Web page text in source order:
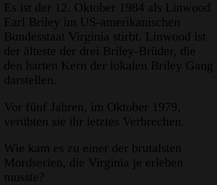
Es ist der 12. Oktober 1984 als Linwood
Earl Briley im US-amerikanischen
Bundesstaat Virginia stirbt. Linwood ist
der älteste der drei Briley-Brüder, die
den harten Kern der lokalen Briley Gang
darstellen.
Vor fünf Jahren, im Oktober 1979,
verübten sie ihr letztes Verbrechen.
Wie kam es zu einer der brutalsten
Mordserien, die Virginia je erleben
musste?